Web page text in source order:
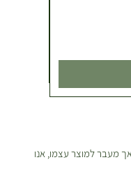
מעבר למוצר עצמו, אנו